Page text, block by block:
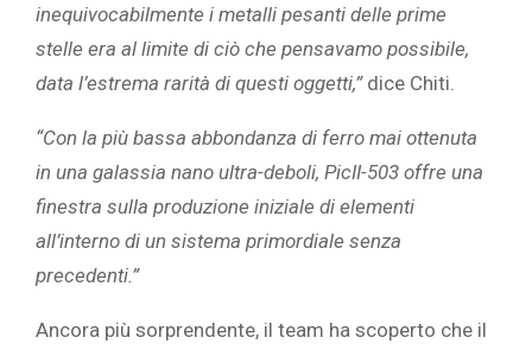
inequivocabilmente i metalli pesanti delle prime
stelle era al limite di ciò che pensavamo possibile,
data l’estrema rarità di questi oggetti,” dice Chiti.
“Con la più bassa abbondanza di ferro mai ottenuta
in una galassia nano ultra-deboli, PicII-503 offre una
finestra sulla produzione iniziale di elementi
all’interno di un sistema primordiale senza
precedenti.”
Ancora più sorprendente, il team ha scoperto che il